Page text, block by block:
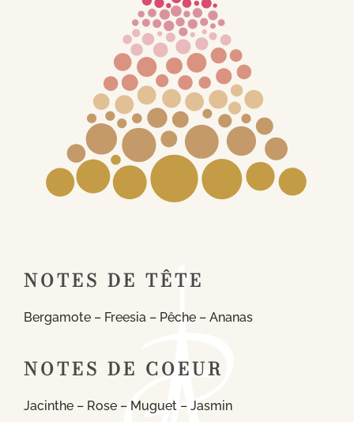
NOTES DE TÊTE
Bergamote – Freesia – Pêche – Ananas
NOTES DE COEUR
Jacinthe – Rose – Muguet – Jasmin